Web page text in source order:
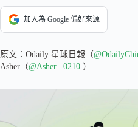
加入為 Google 偏好來源
原文：Odaily 星球日報（
Asher（@Asher_ 0210 ）